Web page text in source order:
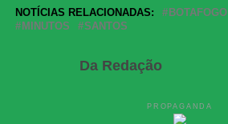
Share
NOTÍCIAS RELACIONADAS: BOTAFOGO
MINUTOS
SANTOS
Da Redação
PROPAGANDA